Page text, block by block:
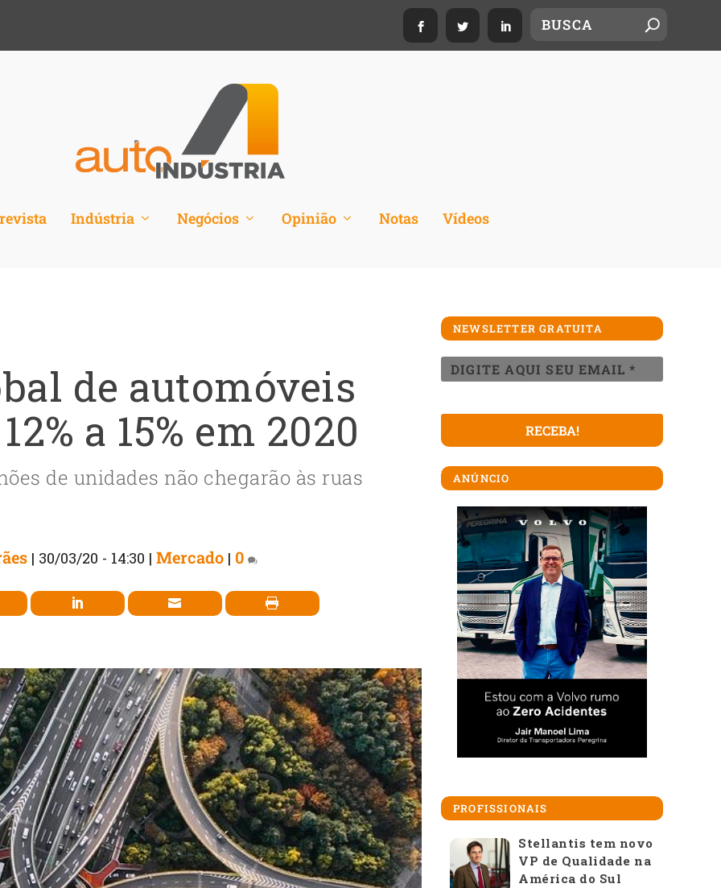
Indústria Negócios Opinião Notas Vídeos
de automóveis
a 15% em 2020
de unidades não chegarão às ruas
| 30/03/20 - 14:30 | Mercado | 0
NEWSLETTER GRATUITA
ANÚNCIO
PROFISSIONAIS
Stellantis tem novo
VP de Qualidade na
América do Sul